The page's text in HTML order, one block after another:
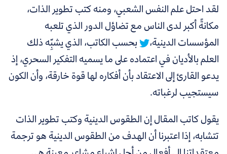
لقد احتل علم النفس الشعبي، ومنه كتب تطوير الذات،
مكانةً أكبر لدى الناس مع تضاؤل الدور الذي تلعبه
المؤسسات الدينية،
بحسبالكاتب، الذي يشبِّه ذلك
العلم بالأديان في اعتماده على ما يسميه التفكير السحري،إذ
يدعو القارئ إلى الاعتقاد بأن أفكاره لها قوة خارقة، وأن الكون
سيستجيب لرغباته.
يقول كاتب المقال إن الطقوس الدينية وكتب تطوير الذات
تتشابه، إذا اعتبرنا أن الهدف من الطقوس الدينية هو ترجمة